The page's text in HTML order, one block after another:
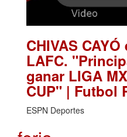
CHIVAS
LAFC.
ganar LIGA
CUP" | Futbol
ESPN Deportes